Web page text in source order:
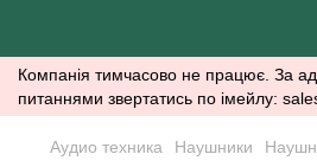
Компанія тимчасово не працює. За
питаннями звертатись по імейлу:
Аудио техника Наушники